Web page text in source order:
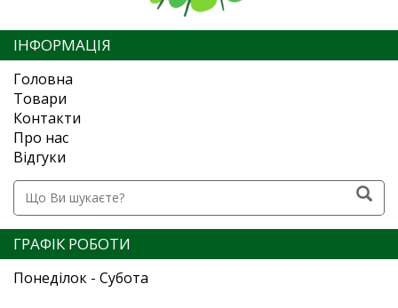
ІНФОРМАЦІЯ
Головна
Товари
Контакти
Про нас
Відгуки
ГРАФІК РОБОТИ
Понеділок - Субота